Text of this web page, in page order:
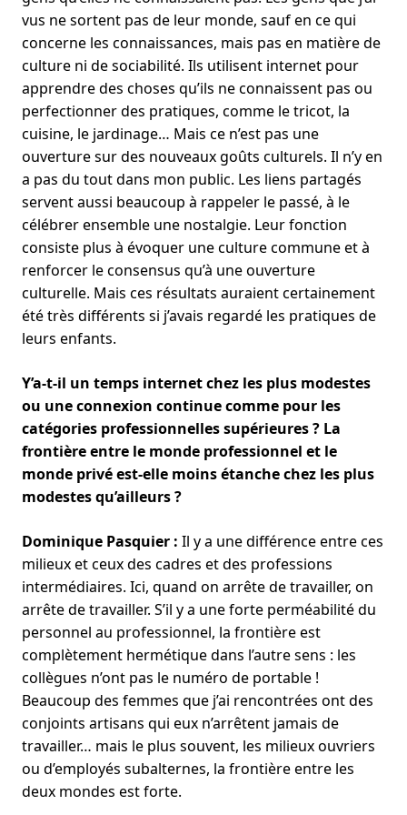
vus ne sortent pas de leur monde, sauf en ce qui
concerne les connaissances, mais pas en matière de
culture ni de sociabilité. Ils utilisent internet pour
apprendre des choses qu’ils ne connaissent pas ou
perfectionner des pratiques, comme le tricot, la
cuisine, le jardinage… Mais ce n’est pas une
ouverture sur des nouveaux goûts culturels. Il n’y en
a pas du tout dans mon public. Les liens partagés
servent aussi beaucoup à rappeler le passé, à le
célébrer ensemble une nostalgie. Leur fonction
consiste plus à évoquer une culture commune et à
renforcer le consensus qu’à une ouverture
culturelle. Mais ces résultats auraient certainement
été très différents si j’avais regardé les pratiques de
leurs enfants.
Y’a-t-il un temps internet chez les plus modestes
ou une connexion continue comme pour les
catégories professionnelles supérieures ? La
frontière entre le monde professionnel et le
monde privé est-elle moins étanche chez les plus
modestes qu’ailleurs ?
Dominique Pasquier : Il y a une différence entre ces
milieux et ceux des cadres et des professions
intermédiaires. Ici, quand on arrête de travailler, on
arrête de travailler. S’il y a une forte perméabilité du
personnel au professionnel, la frontière est
complètement hermétique dans l’autre sens : les
collègues n’ont pas le numéro de portable !
Beaucoup des femmes que j’ai rencontrées ont des
conjoints artisans qui eux n’arrêtent jamais de
travailler… mais le plus souvent, les milieux ouvriers
ou d’employés subalternes, la frontière entre les
deux mondes est forte.